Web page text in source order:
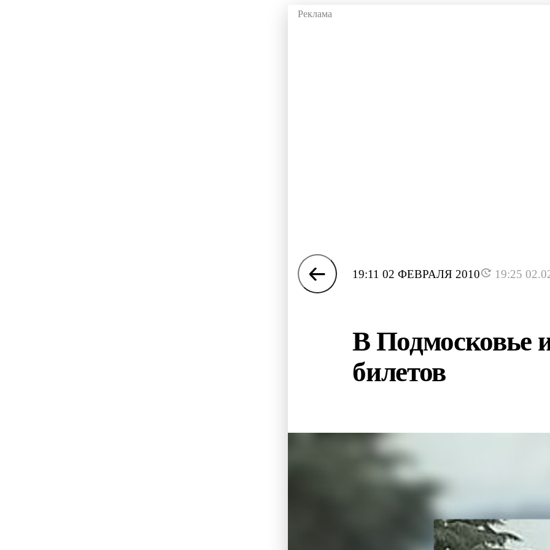
19:11 02 ФЕВРАЛЯ 2010 19:25
В Подмосковье
билетов